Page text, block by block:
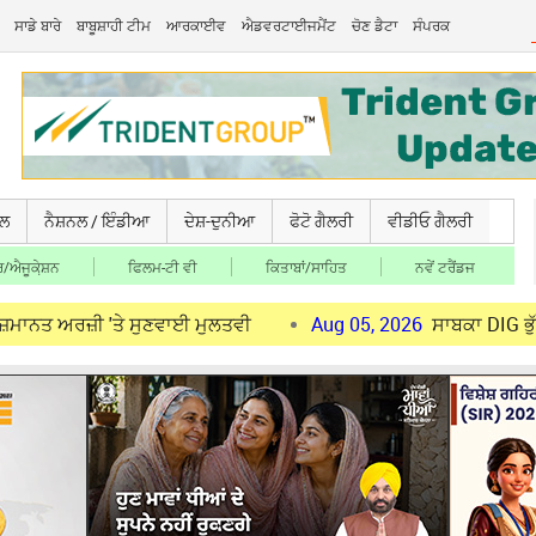
ਸਾਡੇ ਬਾਰੇ ਬਾਬੂਸ਼ਾਹੀ ਟੀਮ ਆਰਕਾਈਵ ਐਡਵਰਟਾਈਜਮੈਂਟ ਚੋਣ ਡੈਟਾ ਸੰਪਰਕ
ਨੈਸ਼ਨਲ / ਇੰਡੀਆ ਦੇਸ਼-ਦੁਨੀਆ ਫੋਟੋ ਗੈਲਰੀ ਵੀਡੀਓ ਗੈਲਰੀ
ਐਜੂਕੇ਼ਸ਼ਨ ਫਿਲਮ-ਟੀ ਵੀ ਕਿਤਾਬਾਂ/ਸਾਹਿਤ ਨਵੇਂ ਟਰੈਂਡਜ
'ਤੇ ਸੁਣਵਾਈ ਮੁਲਤਵੀ Aug 05, 2026 ਸਾਬਕਾ DIG ਭੁੱਲਰ ਨੂੰ